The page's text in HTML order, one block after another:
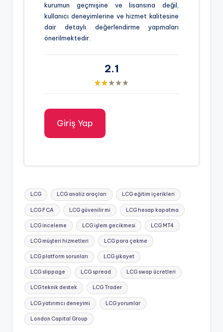
kurumun geçmişine ve lisansına değil,
kullanıcı deneyimlerine ve hizmet kalitesine
dair detaylı değerlendirme yapmaları
önerilmektedir.
2.1
Giriş Yap
Tags:
LCG LCG analiz araçları LCG eğitim içerikleri
LCG FCA LCG güvenilir mi LCG hesap kapatma
LCG inceleme LCG işlem gecikmesi LCG MT4
LCG müşteri hizmetleri LCG para çekme
LCG platform sorunları LCG şikayet
LCG slippage LCG spread LCG swap ücretleri
LCG teknik destek LCG Trader
LCG yatırımcı deneyimi LCG yorumlar
London Capital Group